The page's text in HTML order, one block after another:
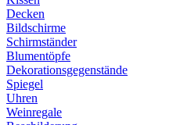
Decken
Bildschirme
Schirmständer
Blumentöpfe
Dekorationsgegenstände
Spiegel
Uhren
Weinregale